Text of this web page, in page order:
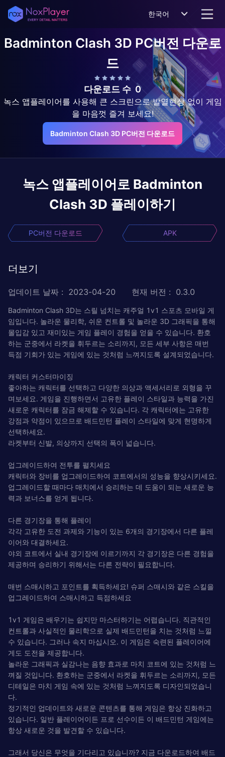
한국어
Badminton Clash 3D PC버전 다운로
드
다운로드 수 0
녹스 앱플레이어를 사용해 큰 스크린으로 발열현상 없이 게임
을 마음껏 즐겨 보세요!
Badminton Clash 3D PC버전 다운로드
녹스 앱플레이어로 Badminton
Clash 3D 플레이하기
PC버전 다운로드 APK
더보기
업데이트 날짜 : 2023-04-20 현재 버전 : 0.3.0
Badminton Clash 3D는 스릴 넘치는 캐주얼 1v1 스포츠 모바일 게
임입니다. 놀라운 물리학, 쉬운 컨트롤 및 놀라운 3D 그래픽을 통해
몰입감 있고 재미있는 게임 플레이 경험을 얻을 수 있습니다. 환호
하는 군중에서 라켓을 휘두르는 소리까지, 모든 세부 사항은 매번
득점 기회가 있는 게임에 있는 것처럼 느껴지도록 설계되었습니다.
캐릭터 커스터마이징
좋아하는 캐릭터를 선택하고 다양한 의상과 액세서리로 외형을 꾸
며보세요. 게임을 진행하면서 고유한 플레이 스타일과 능력을 가진
새로운 캐릭터를 잠금 해제할 수 있습니다. 각 캐릭터에는 고유한
강점과 약점이 있으므로 배드민턴 플레이 스타일에 맞게 현명하게
선택하세요.
라켓부터 신발, 의상까지 선택의 폭이 넓습니다.
업그레이드하여 전투를 펼치세요
캐릭터와 장비를 업그레이드하여 코트에서의 성능을 향상시키세요.
업그레이드할 때마다 매치에서 승리하는 데 도움이 되는 새로운 능
력과 보너스를 얻게 됩니다.
다른 경기장을 통해 플레이
각각 고유한 도전 과제와 기능이 있는 6개의 경기장에서 다른 플레
이어와 대결하세요.
야외 코트에서 실내 경기장에 이르기까지 각 경기장은 다른 경험을
제공하며 승리하기 위해서는 다른 전략이 필요합니다.
매번 스매시하고 포인트를 획득하세요! 슈퍼 스매시와 같은 스킬을
업그레이드하여 스매시하고 득점하세요
1v1 게임은 배우기는 쉽지만 마스터하기는 어렵습니다. 직관적인
컨트롤과 사실적인 물리학으로 실제 배드민턴을 치는 것처럼 느낄
수 있습니다. 그러나 속지 마십시오. 이 게임은 숙련된 플레이어에
게도 도전을 제공합니다.
놀라운 그래픽과 실감나는 음향 효과로 마치 코트에 있는 것처럼 느
껴질 것입니다. 환호하는 군중에서 라켓을 휘두르는 소리까지, 모든
디테일은 마치 게임 속에 있는 것처럼 느껴지도록 디자인되었습니
다.
정기적인 업데이트와 새로운 콘텐츠를 통해 게임은 항상 진화하고
있습니다. 일반 플레이어이든 프로 선수이든 이 배드민턴 게임에는
항상 새로운 것을 발견할 수 있습니다.
그래서 당신은 무엇을 기다리고 있습니까? 지금 다운로드하여 배드